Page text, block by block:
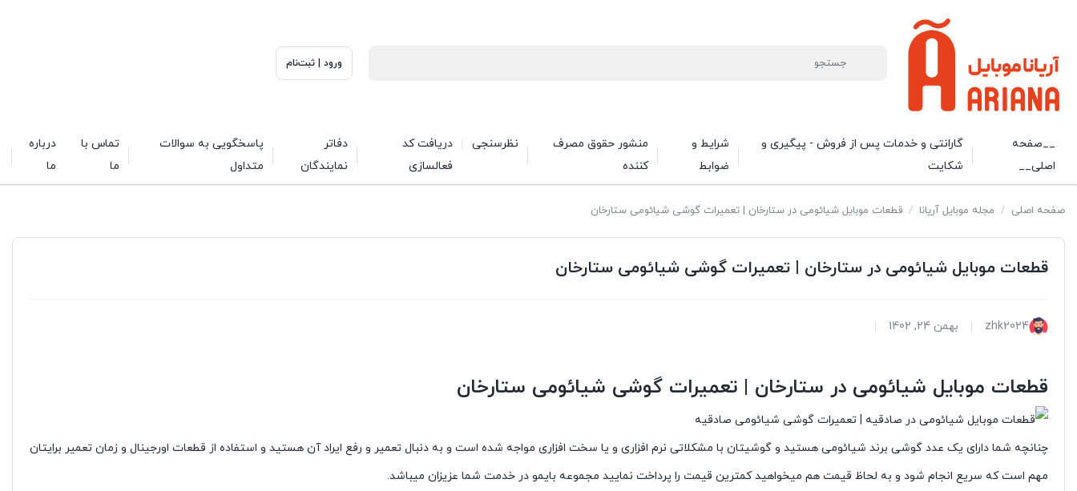
ورود | ثبت‌نام
__صفحه
اصلی__
گارانتی و خدمات پس از فروش - پیگیری و
شکایت
شرایط و
ضوابط
منشور حقوق مصرف
کننده
نظرسنجی
دریافت کد
فعالسازی
دفاتر
نمایندگان
پاسخگویی به سوالات
متداول
تماس با
ما
درباره
ما
صفحه اصلی / مجله موبایل آریانا / قطعات موبایل شیائومی در ستارخان | تعمیرات گوشی شیائومی ستارخان
قطعات موبایل شیائومی در ستارخان | تعمیرات گوشی شیائومی ستارخان
zhk2024 بهمن 24, 1402
قطعات موبایل شیائومی در ستارخان | تعمیرات گوشی شیائومی ستارخان
چنانچه شما دارای یک عدد گوشی برند شیائومی هستید و گوشیتان با مشکلاتی نرم افزاری و یا سخت افزاری مواجه شده است و به دنبال تعمیر و رفع ایراد آن هستید و استفاده از قطعات اورجینال و زمان تعمیر برایتان
مهم است که سریع انجام شود و به لحاظ قیمت هم میخواهید کمترین قیمت را پرداخت نمایید مجموعه بایمو در خدمت شما عزیزان میباشد.